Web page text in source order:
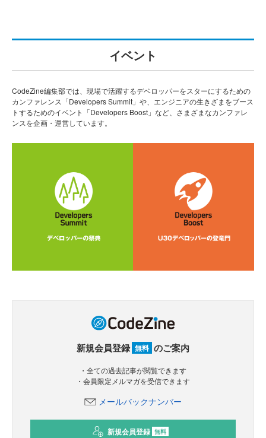
イベント
CodeZine編集部では、現場で活躍するデベロッパーをスターにするための
カンファレンス「Developers Summit」や、エンジニアの生きざまをブース
トするためのイベント「Developers Boost」など、さまざまなカンファレ
ンスを企画・運営しています。
新規会員登録 無料 のご案内
・全ての過去記事が閲覧できます
・会員限定メルマガを受信できます
メールバックナンバー
新規会員登録 無料